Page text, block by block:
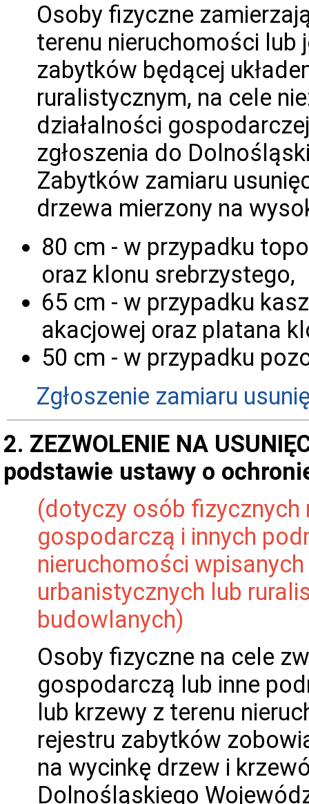
Osoby fizyczne
terenu nieruchomości lub
zabytków będącej
ruralistycznym, na cele
działalności
zgłoszenia do
Zabytków zamiaru
drzewa mierzony na
80 cm - w przypadku
oraz klonu srebrzystego,
65 cm - w przypadku
akacjowej oraz platana
50 cm - w przypadku
Zgłoszenie zamiaru
2. ZEZWOLENIE NA
podstawie ustawy o
(dotyczy osób fizycznych
gospodarczą i innych
nieruchomości
urbanistycznych lub
budowlanych)
Osoby fizyczne na cele
gospodarczą lub inne
lub krzewy z terenu
rejestru zabytków
na wycinkę drzew i
Dolnośląskiego